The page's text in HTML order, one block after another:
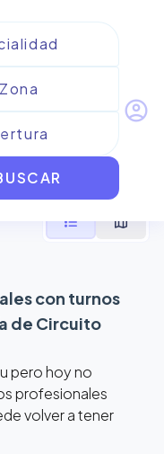
account_circle
de Salud
format_list_bulleted map
con turnos
de Circuito
pero hoy no
profesionales
volver a tener